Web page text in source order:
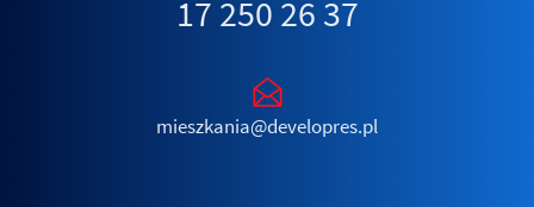
17 250 26 37
mieszkania@developres.pl